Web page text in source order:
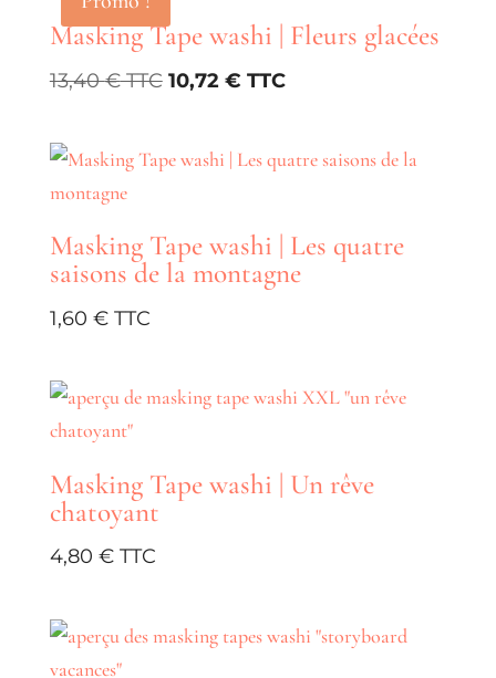
Masking Tape washi | Fleurs glacées
13,40€
Le
initial
10,72 €
Le
Masking Tape washi | Les quatre
saisons de la montagne
1,60 €
Masking Tape washi | Un rêve
chatoyant
4,80 €